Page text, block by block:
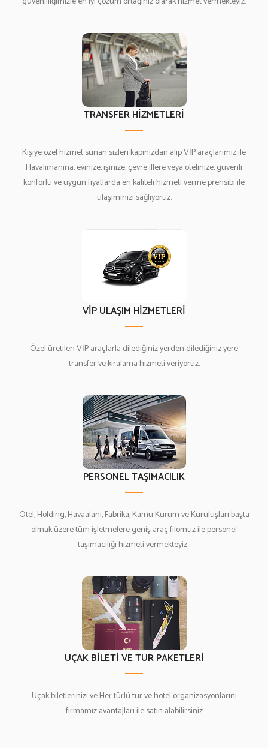
TRANSFER HİZMETLERİ
Kişiye özel hizmet sunan sizleri kapınızdan alıp VİP araçlarımız ile
Havalimanına, evinize, işinize, çevre illere veya otelinize, güvenli
konforlu ve uygun fiyatlarda en kaliteli hizmeti verme prensibi ile
ulaşımınızı sağlıyoruz.
VİP ULAŞIM HİZMETLERİ
Özel üretilen VİP araçlarla dilediğiniz yerden dilediğiniz yere
transfer ve kiralama hizmeti veriyoruz.
PERSONEL TAŞIMACILIK
Otel, Holding, Havaalanı, Fabrika, Kamu Kurum ve Kuruluşları başta
olmak üzere tüm işletmelere geniş araç filomuz ile personel
taşımacılığı hizmeti vermekteyiz .
UÇAK BİLETİ VE TUR PAKETLERİ
Uçak biletlerinizi ve Her türlü tur ve hotel organizasyonlarını
firmamız avantajları ile satın alabilirsiniz